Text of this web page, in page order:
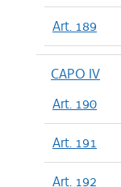
Art. 189
CAPO IV
Art. 190
Art. 191
Art. 192